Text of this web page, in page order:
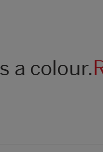
a colour.